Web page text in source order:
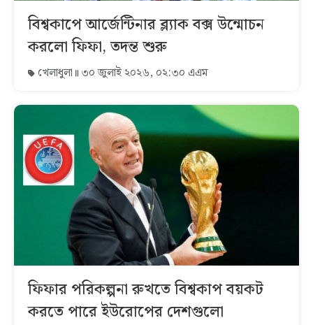
বিশ্বকাপে আর্জেন্টিনার ব্ল্যাক বক্স উন্মোচন
করলো ফিফা, তদন্ত শুরু
খেলাধুলা ৩০ জুলাই ২০২৬, ০২:৩০ এএম
ফিফার পরিকল্পনা রুখতে বিশ্বকাপ বয়কট
করতে পারে ইউরোপের দেশগুলো